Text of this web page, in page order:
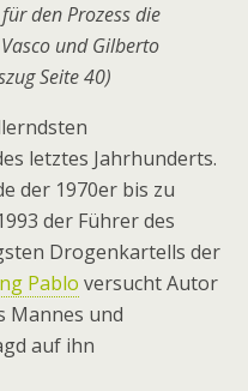
den Prozess die
und Gilberto
Seite 40)
letztes Jahrhunderts.
der 1970er bis zu
der Führer des
Drogenkartells der
Pablo versucht Autor
Mannes und
auf ihn